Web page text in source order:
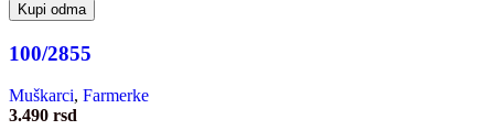
Kupi odma
100/2855
Muškarci, Farmerke
3.490 rsd